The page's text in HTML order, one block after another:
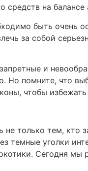
на балансе
быть очень
за собой
и
помните, что
чтобы избежать
только тем,
темные уголки
Сегодня